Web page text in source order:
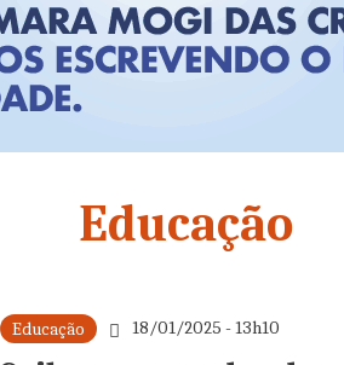
Educação
Educação 18/01/2025 - 13h10